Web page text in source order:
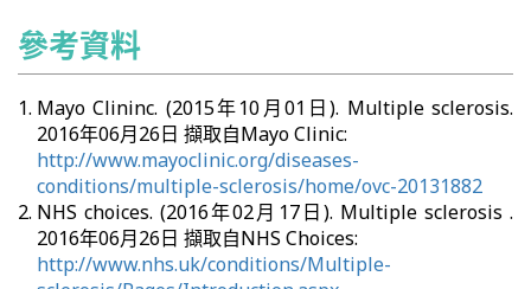
參考資料
Mayo Clininc. (2015年10月01日). Multiple sclerosis.
2016年06月26日 擷取自Mayo Clinic:
http://www.mayoclinic.org/diseases-
conditions/multiple-sclerosis/home/ovc-20131882
NHS choices. (2016年02月17日). Multiple sclerosis .
2016年06月26日 擷取自NHS Choices:
http://www.nhs.uk/conditions/Multiple-